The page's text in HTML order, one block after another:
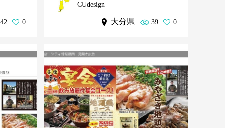
42 0
CUdesign
大分県 39 0